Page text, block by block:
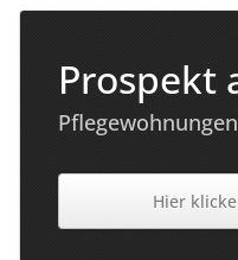
Prospekt
Hier